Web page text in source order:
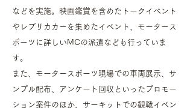
などを実施。映画鑑賞を含めたトークイベント
やレプリカカーを集めたイベント、モータース
ポーツに詳しいMCの派遣なども行っていま
す。
また、モータースポーツ現場での車両展示、サ
ンプル配布、アンケート回収といったプロモー
ション案件のほか、サーキットでの観戦イベン